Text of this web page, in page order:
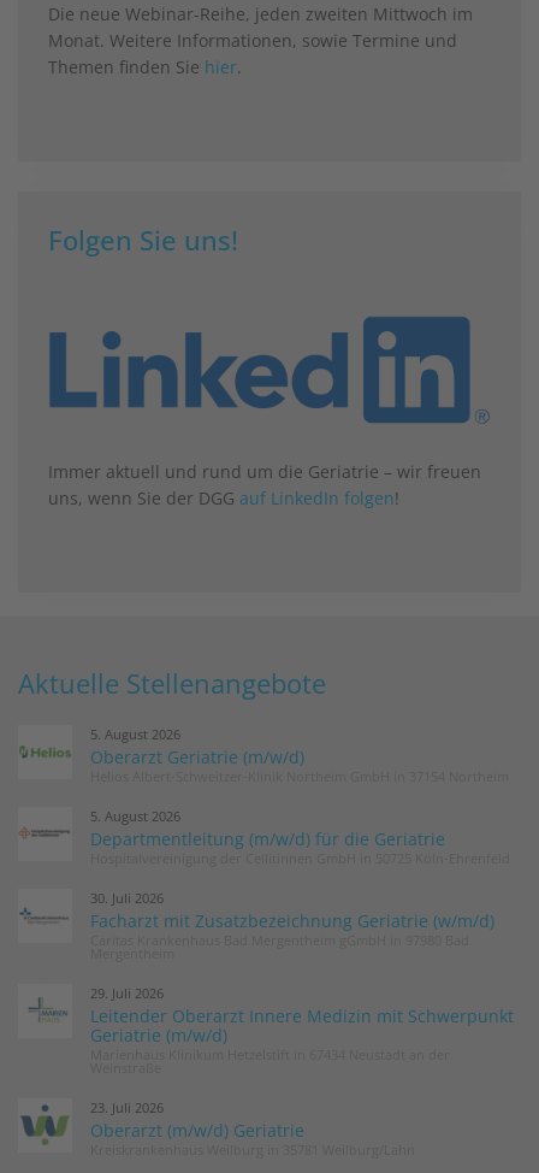
Die neue Webinar-Reihe, jeden zweiten Mittwoch im
Monat. Weitere Informationen, sowie Termine und
Themen finden Sie hier.
Folgen Sie uns!
Immer aktuell und rund um die Geriatrie – wir freuen
uns, wenn Sie der DGG auf LinkedIn folgen!
Aktuelle Stellenangebote
5. August 2026
Oberarzt Geriatrie (m/w/d)
5. August 2026
Departmentleitung (m/w/d) für die Geriatrie
30. Juli 2026
Facharzt mit Zusatzbezeichnung Geriatrie (w/m/d)
29. Juli 2026
Leitender Oberarzt Innere Medizin mit Schwerpunkt
Geriatrie (m/w/d)
23. Juli 2026
Oberarzt (m/w/d) Geriatrie